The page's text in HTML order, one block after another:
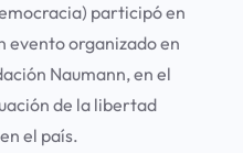
participó en
evento organizado en
Naumann, en el
de la libertad
el país.